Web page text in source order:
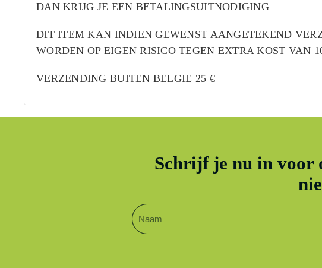
DAN KRIJG JE EEN BETALINGSUITNODIGING
DIT ITEM KAN INDIEN GEWENST AANGETEKEND
WORDEN OP EIGEN RISICO TEGEN EXTRA KOST VAN
VERZENDING BUITEN BELGIE 25 €
Schrijf je nu in voor